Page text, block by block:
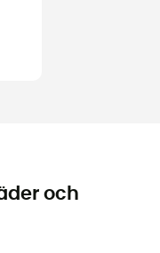
och